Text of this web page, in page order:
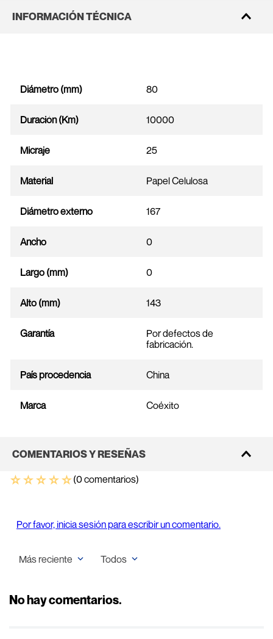
INFORMACIÓN TÉCNICA
Diámetro (mm) 80
Duración (Km) 10000
Micraje 25
Material Papel Celulosa
Diámetro externo 167
Ancho 0
Largo (mm) 0
Alto (mm) 143
Garantía
Por defectos de
fabricación.
País procedencia China
Marca Coéxito
COMENTARIOS Y RESEÑAS
☆☆☆☆☆(0 comentarios)
Por favor, inicia sesión para escribir un comentario.
Más reciente Todos
No hay comentarios.